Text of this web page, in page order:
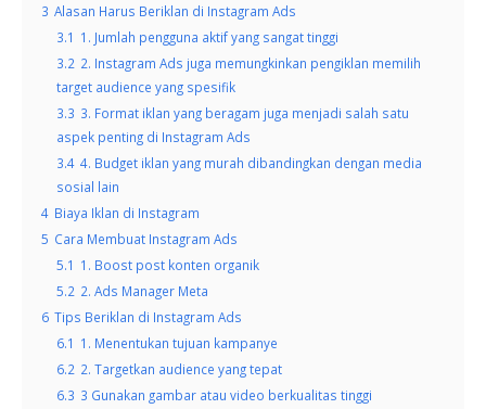
3 Alasan Harus Beriklan di Instagram Ads
3.1 1. Jumlah pengguna aktif yang sangat tinggi
3.2 2. Instagram Ads juga memungkinkan pengiklan memilih
target audience yang spesifik
3.3 3. Format iklan yang beragam juga menjadi salah satu
aspek penting di Instagram Ads
3.4 4. Budget iklan yang murah dibandingkan dengan media
sosial lain
4 Biaya Iklan di Instagram
5 Cara Membuat Instagram Ads
5.1 1. Boost post konten organik
5.2 2. Ads Manager Meta
6 Tips Beriklan di Instagram Ads
6.1 1. Menentukan tujuan kampanye
6.2 2. Targetkan audience yang tepat
6.3 3 Gunakan gambar atau video berkualitas tinggi